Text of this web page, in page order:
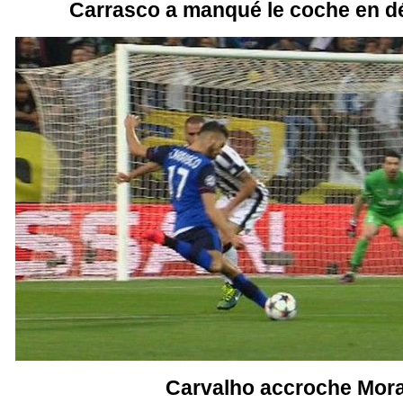
Carrasco a manqué le coche en
Carvalho accroche